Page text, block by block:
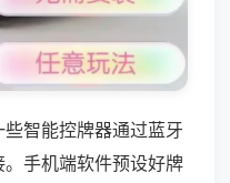
智能控牌器通过蓝牙
手机端软件预设好牌